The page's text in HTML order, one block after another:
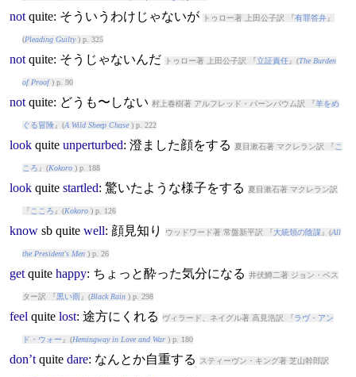
not quite: そういうわけじゃないが トゥロー著 上田公子訳 『有罪答弁』
(Pleading Guilty) p. 325
not quite: そうじゃないんだ トゥロー著 上田公子訳 『 立証責任』(The Burden
of Proof) p. 90
not quite: どうも〜しない 村上春樹著 アルフレッド・バーンバウム訳 『羊をめ
ぐる冒険』(A Wild Sheep Chase) p. 222
look quite unperturbed: 澄ました顔をする 夏目漱石著 マクレラン訳 『 こ
ころ 』(Kokoro) p. 188
look quite startled: 驚いたような様子をする 夏目漱石著 マクレラン訳
『 こころ 』(Kokoro) p. 126
knowsb quite well: 顔見知り ウッドワード著 常盤新平訳 『 大統領の陰謀』(All
the President's Men) p. 26
get quite happy: ちょっと酔った気分になる 井伏鱒二著 ジョン・ベス
ター訳 『黒い雨 』(Black Rain) p. 298
feel quite lost: 途方にくれる ヴィラード、ネイグル著 高見浩訳 『 ラヴ・アン
ド・ウォー 』(Hemingway in Love and War) p. 180
don’t quite dare: なんとか自重する スティーヴン・キング著 芝山幹郎訳